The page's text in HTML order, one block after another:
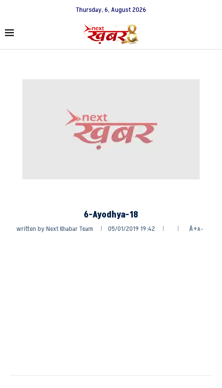
Thursday, 6, August 2026
6-Ayodhya-18
written byNext Khabar Team 05/01/2019 19:42 A+A-